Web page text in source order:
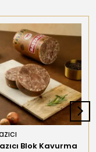
Blok Kavurma